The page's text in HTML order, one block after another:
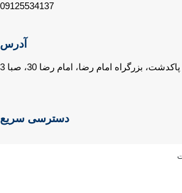
09125534137
آدرس
پاکدشت، بزرگراه امام رضا، امام رضا 30، صبا 3
دسترسی سریع